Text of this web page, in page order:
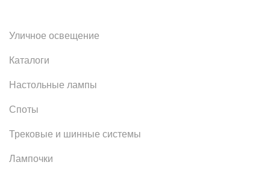
Уличное освещение
Каталоги
Настольные лампы
Споты
Трековые и шинные системы
Лампочки